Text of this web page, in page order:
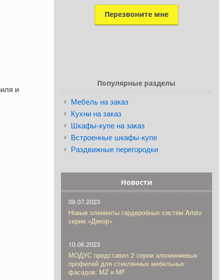
и
Популярные разделы
Мебель на заказ
Кухни на заказ
Шкафы-купе на заказ
Встроенные шкафы-купе
Раздвижные перегородки
Новости
09.07.2023
Новые элементы гардеробных систем Aristo
серии «Декор»
10.06.2023
МОДУС представил 2 серии алюминиевых
профилей для стеклянных мебельных
фасадов: MZ и MF